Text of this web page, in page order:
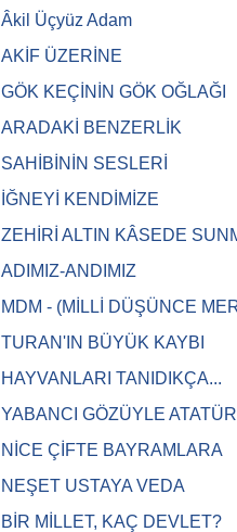
Âkil Üçyüz Adam
AKİF ÜZERİNE
GÖK KEÇİNİN GÖK OĞLAĞI
ARADAKİ BENZERLİK
SAHİBİNİN SESLERİ
İĞNEYİ KENDİMİZE
ZEHİRİ ALTIN KÂSEDE
ADIMIZ-ANDIMIZ
MDM - (MİLLİ DÜŞÜNCE
TURAN'IN BÜYÜK KAYBI
HAYVANLARI TANIDIKÇA...
YABANCI GÖZÜYLE
NİCE ÇİFTE BAYRAMLARA
NEŞET USTAYA VEDA
BİR MİLLET, KAÇ DEVLET?